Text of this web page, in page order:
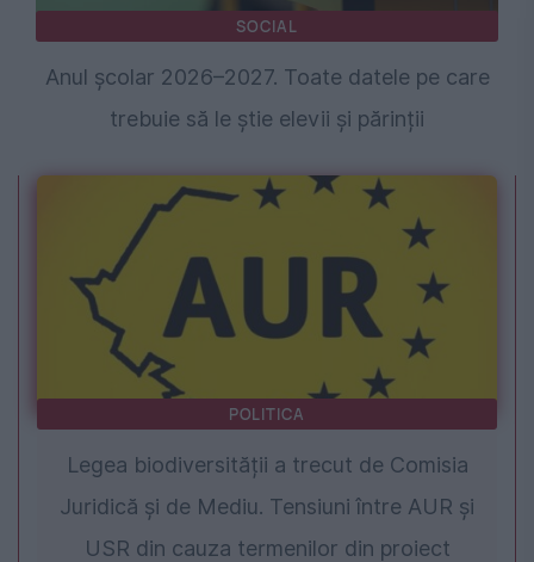
SOCIAL
Anul școlar 2026–2027. Toate datele pe care
trebuie să le știe elevii și părinții
POLITICA
Legea biodiversității a trecut de Comisia
Juridică și de Mediu. Tensiuni între AUR și
USR din cauza termenilor din proiect